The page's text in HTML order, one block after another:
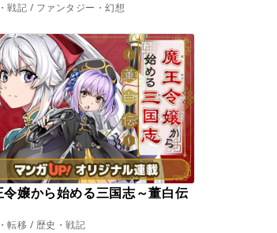
戦記 / ファンタジー・幻想
令嬢から始める三国志～董白伝
転移 / 歴史・戦記